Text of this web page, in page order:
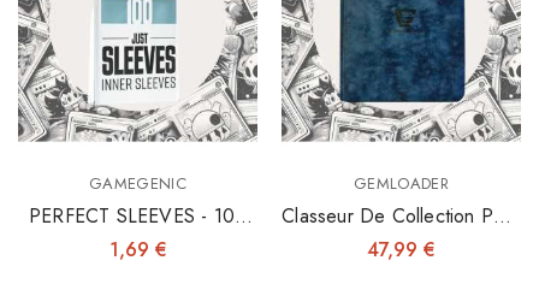
GAMEGENIC
PERFECT SLEEVES - 100
INNER SLEEVES 64X89
1,69 €
GEMLOADER
Classeur De Collection Pour
Toploaders 3"x4"
47,99 €